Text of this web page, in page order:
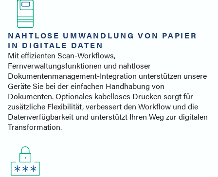
NAHTLOSE UMWANDLUNG VON PAPIER
IN DIGITALE DATEN
Mit effizienten Scan-Workflows,
Fernverwaltungsfunktionen und nahtloser
Dokumentenmanagement-Integration unterstützen unsere
Geräte Sie bei der einfachen Handhabung von
Dokumenten. Optionales kabelloses Drucken sorgt für
zusätzliche Flexibilität, verbessert den Workflow und die
Datenverfügbarkeit und unterstützt Ihren Weg zur digitalen
Transformation.